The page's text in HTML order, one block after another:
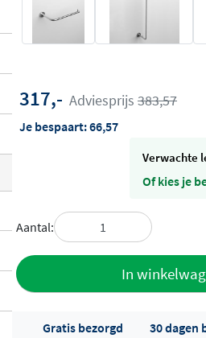
317,- Adviesprijs 383,57
Je bespaart:66,57
Verwachte
Of kies je
Aantal:
In
Gratis bezorgd
30 dagen